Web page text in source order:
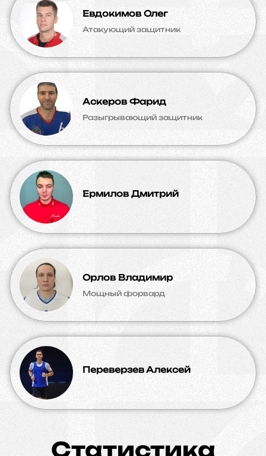
Евдокимов Олег
Атакующий защитник
Аскеров Фарид
Разыгрывающий защитник
Ермилов Дмитрий
Орлов Владимир
Мощный форвард
Переверзев Алексей
Статистика